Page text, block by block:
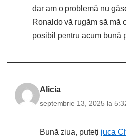
dar am o problemă nu
Ronaldo vă rugăm să mă
posibil pentru acum bună
Alicia
septembrie 13, 2025 la
Bună ziua, puteți juca